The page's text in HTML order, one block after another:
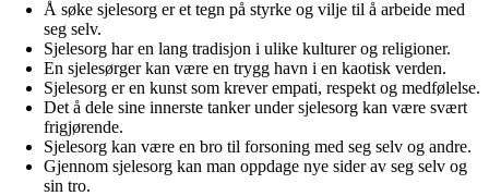
Å søke sjelesorg er et tegn på styrke og vilje til å arbeide med
seg selv.
Sjelesorg har en lang tradisjon i ulike kulturer og religioner.
En sjelesørger kan være en trygg havn i en kaotisk verden.
Sjelesorg er en kunst som krever empati, respekt og medfølelse.
Det å dele sine innerste tanker under sjelesorg kan være svært
frigjørende.
Sjelesorg kan være en bro til forsoning med seg selv og andre.
Gjennom sjelesorg kan man oppdage nye sider av seg selv og
sin tro.